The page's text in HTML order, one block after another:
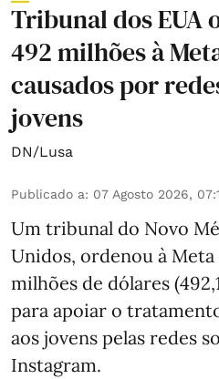
Tribunal dos EUA
492 milhões à
causados por
jovens
DN/Lusa
Publicado a: 07 Agosto 2026,
Um tribunal do Novo
Unidos, ordenou à
milhões de dólares
para apoiar o
aos jovens pelas redes
Instagram.